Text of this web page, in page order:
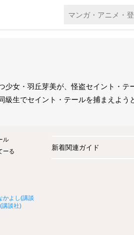
少女・羽丘芽美が、怪盗セイント・
級生でセイント・テールを捕まえよ
ル
ーる
かよし(講談
講談社)
新着関連ガイド